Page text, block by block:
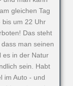
gleichen Tag
bis um 22 Uhr
Das steht
man seinen
es in der Natur
sein. Habt
im Auto - und